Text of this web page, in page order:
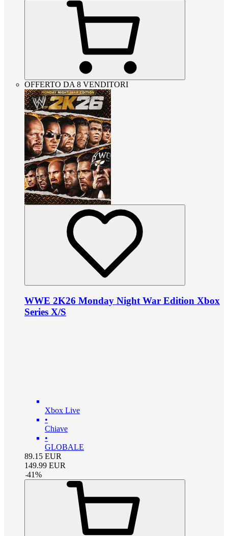
OFFERTO DA 8 VENDITORI
WWE 2K26 Monday Night War Edition Xbox
Series X/S
Xbox Live
•
Chiave
•
GLOBALE
89.15 EUR
149.99 EUR
-41%